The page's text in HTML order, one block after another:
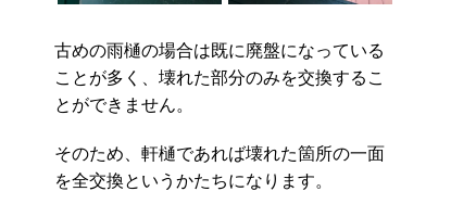
古めの雨樋の場合は既に廃盤になっている
ことが多く、壊れた部分のみを交換するこ
とができません。
そのため、軒樋であれば壊れた箇所の一面
を全交換というかたちになります。